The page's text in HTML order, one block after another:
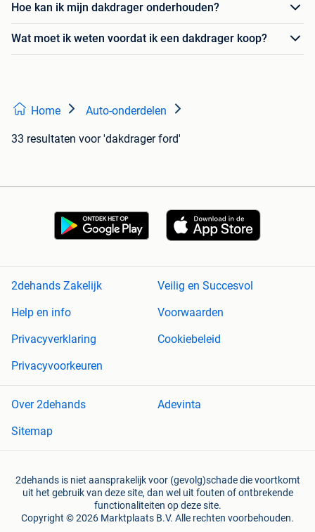
Hoe kan ik mijn dakdrager onderhouden?
Wat moet ik weten voordat ik een dakdrager koop?
Home Auto-onderdelen
33 resultaten voor 'dakdrager ford'
2dehands Zakelijk
Veilig en Succesvol
Help en info
Voorwaarden
Privacyverklaring
Cookiebeleid
Privacyvoorkeuren
Over 2dehands
Adevinta
Sitemap
2dehands is niet aansprakelijk voor (gevolg)schade die voortkomt
uit het gebruik van deze site, dan wel uit fouten of ontbrekende
functionaliteiten op deze site.
Copyright © 2026 Marktplaats B.V. Alle rechten voorbehouden.